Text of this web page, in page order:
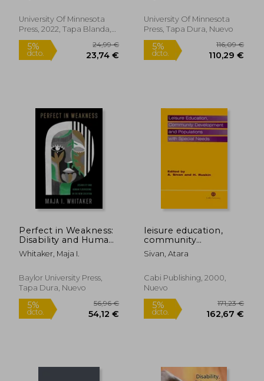
University Of Minnesota
Press, 2022, Tapa Blanda,
Nuevo
5%
dcto.
24,99 €
University Of Minnesota
Press, Tapa Dura, Nuevo
5%
dcto.
Perfect in Weakness:
Disability and Human
Flourishing in the
New Creation (en
Whitaker, Maja I.
Baylor University Press,
Tapa Dura, Nuevo
leisure education,
community
development and
populations with
Inglés)
Sivan, Atara
Cabi Publishing, 2000,
Nuevo